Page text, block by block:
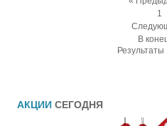
1
В
Результаты
АКЦИИ СЕГОДНЯ